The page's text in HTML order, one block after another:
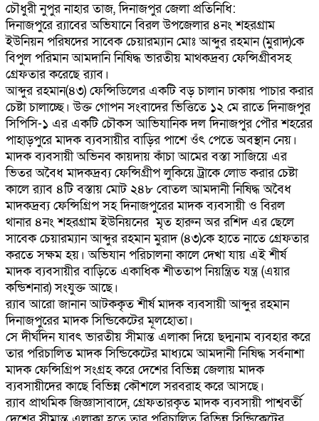
চৌধুরী নুপুর নাহার তাজ, দিনাজপুর জেলা প্রতিনিধি:
দিনাজপুরে র‍্যাবের অভিযানে বিরল উপজেলার ৪নং শহরগ্রাম
ইউনিয়ন পরিষদের সাবেক চেয়ারম‍্যান মোঃ আব্দুর রহমান (মুরাদ)কে
বিপুল পরিমান আমদানি নিষিদ্ধ ভারতীয় মাথকদ্রব‍্য ফেন্সিগ্রীবসহ
গ্রেফতার করেছে র‍্যাব।
আব্দুর রহমান(৪৩) ফেন্সিডিলের একটি বড় চালান ঢাকায় পাচার করার
চেষ্টা চালাচ্ছে। উক্ত গোপন সংবাদের ভিত্তিতে ১২ মে রাতে দিনাজপুর
সিপিসি-১ এর একটি চৌকস আভিযানিক দল দিনাজপুর পৌর শহরের
পাহাড়পুরে মাদক ব্যবসায়ীর বাড়ির পাশে ওঁৎ পেতে অবস্থান নেয়।
মাদক ব্যবসায়ী অভিনব কায়দায় কাঁচা আমের বস্তা সাজিয়ে এর
ভিতর অবৈধ মাদকদ্রব্য ফেন্সিগ্রীপ লুকিয়ে ট্রাকে লোড করার চেষ্টা
কালে র‌্যাব ৪টি বস্তায় মোট ২৪৮ বোতল আমদানী নিষিদ্ধ অবৈধ
মাদকদ্রব্য ফেন্সিগ্রিপ সহ দিনাজপুরের মাদক ব্যবসায়ী ও বিরল
থানার ৪নং শহরগ্রাম ইউনিয়নের মৃত হারুন অর রশিদ এর ছেলে
সাবেক চেয়ারম্যান আব্দুর রহমান মুরাদ (৪৩)কে হাতে নাতে গ্রেফতার
করতে সক্ষম হয়। অভিযান পরিচালনা কালে দেখা যায় এই শীর্ষ
মাদক ব্যবসায়ীর বাড়িতে একাধিক শীততাপ নিয়ন্ত্রিত যন্ত্র (এয়ার
কন্ডিশনার) সংযুক্ত আছে।
র‌্যাব আরো জানান আটককৃত শীর্ষ মাদক ব্যবসায়ী আব্দুর রহমান
দিনাজপুরের মাদক সিন্ডিকেটের মূলহোতা।
সে দীর্ঘদিন যাবৎ ভারতীয় সীমান্ত এলাকা দিয়ে ছদ্মনাম ব্যবহার করে
তার পরিচালিত মাদক সিন্ডিকেটের মাধ্যমে আমদানী নিষিদ্ধ সর্বনাশা
মাদক ফেন্সিগ্রিপ সংগ্রহ করে দেশের বিভিন্ন জেলায় মাদক
ব্যবসায়ীদের কাছে বিভিন্ন কৌশলে সরবরাহ করে আসছে।
র‌্যাব প্রাথমিক জিজ্ঞাসাবাদে, গ্রেফতারকৃত মাদক ব্যবসায়ী পাশ্ববর্তী